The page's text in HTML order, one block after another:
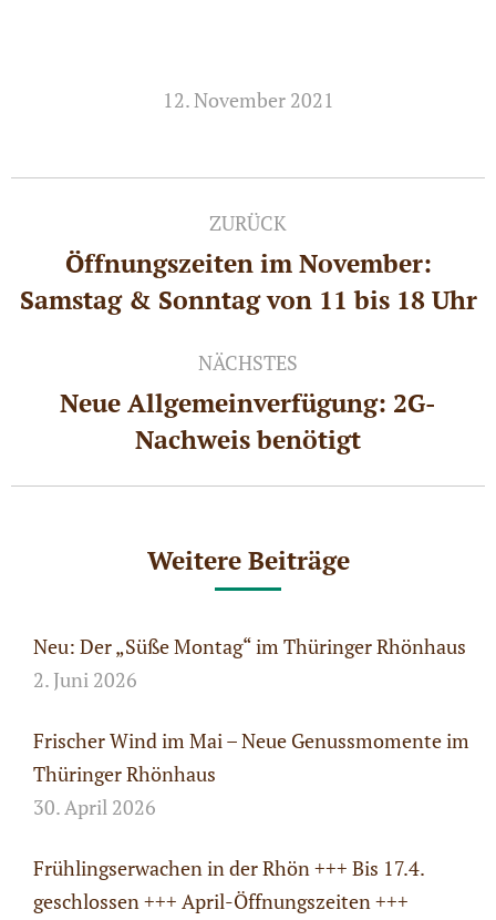
12. November 2021
Kommentarnavigation
ZURÜCK
Vorheriger
Beitrag:
Öffnungszeiten im November:
Samstag & Sonntag von 11 bis 18 Uhr
NÄCHSTES
Nächster
Beitrag:
Neue Allgemeinverfügung: 2G-
Nachweis benötigt
Weitere Beiträge
Neu: Der „Süße Montag“ im Thüringer Rhönhaus
2. Juni 2026
Frischer Wind im Mai – Neue Genussmomente im
Thüringer Rhönhaus
30. April 2026
Frühlingserwachen in der Rhön +++ Bis 17.4.
geschlossen +++ April-Öffnungszeiten +++